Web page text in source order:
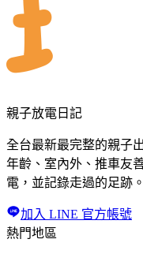
親子放電日記
全台最新最完整的親子
年齡、室內外、推車友
電，並記錄走過的足跡。
加入 LINE 官方帳號
熱門地區